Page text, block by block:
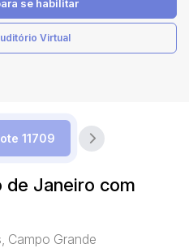
se habilitar
Virtual
de Janeiro com
Campo Grande